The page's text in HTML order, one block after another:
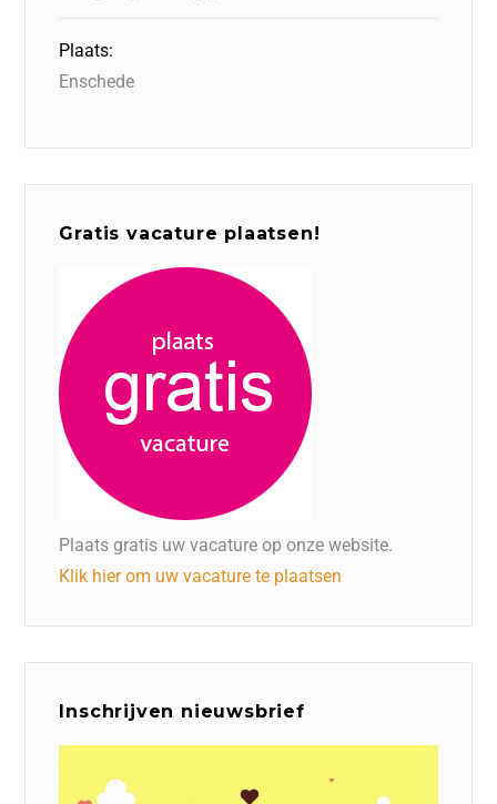
Plaats:
Enschede
Gratis vacature plaatsen!
Plaats gratis uw vacature op onze website.
Klik hier om uw vacature te plaatsen
Inschrijven nieuwsbrief